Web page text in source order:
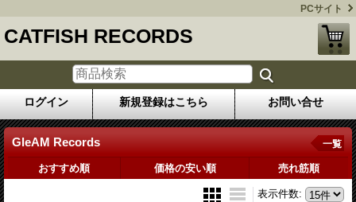
PCサイト
CATFISH RECORDS
ログイン 新規登録はこちら お問い合せ
GleAM Records 一覧
おすすめ順 価格の安い順 売れ筋順
表示件数: